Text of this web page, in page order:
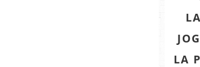
LA